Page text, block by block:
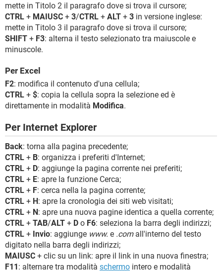
mette in Titolo 2 il paragrafo dove si trova il cursore;
CTRL + MAIUSC + 3/CTRL + ALT + 3 in versione inglese:
mette in Titolo 3 il paragrafo dove si trova il cursore;
SHIFT + F3: alterna il testo selezionato tra maiuscole e
minuscole.
Per Excel
F2: modifica il contenuto d'una cellula;
CTRL + $: copia la cellula sopra la selezione ed è
direttamente in modalità Modifica.
Per Internet Explorer
Back: torna alla pagina precedente;
CTRL + B: organizza i preferiti d'Internet;
CTRL + D: aggiunge la pagina corrente nei preferiti;
CTRL + E: apre la funzione Cerca;
CTRL + F: cerca nella la pagina corrente;
CTRL + H: apre la cronologia dei siti web visitati;
CTRL + N: apre una nuova pagine identica a quella corrente;
CTRL + TAB/ALT + D o F6: seleziona la barra degli indirizzi;
CTRL + Invio: aggiunge www. e .comall'interno del testo
digitato nella barra degli indirizzi;
MAIUSC + clic su un link: apre il link in una nuova finestra;
F11: alternare tra modalità schermo intero e modalità